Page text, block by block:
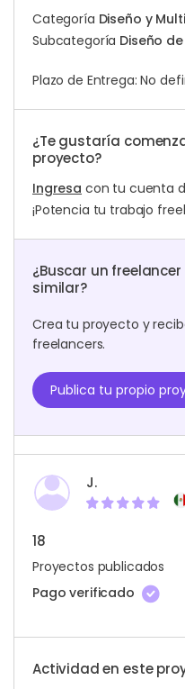
Categoría Diseño y
Subcategoría Diseño
Plazo de Entrega: No
¿Te gustaría
proyecto?
Ingresa con tu cuenta
¡Potencia tu trabajo
¿Buscar un
similar?
Crea tu proyecto y
freelancers.
Publica tu propio
J.
18
Proyectos publicados
Pago verificado
Actividad en este